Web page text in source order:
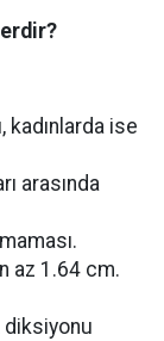
kadınlarda ise
arasında
az 1.64 cm.
diksiyonu